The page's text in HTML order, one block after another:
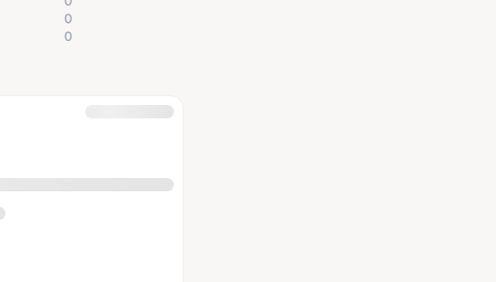
0
0